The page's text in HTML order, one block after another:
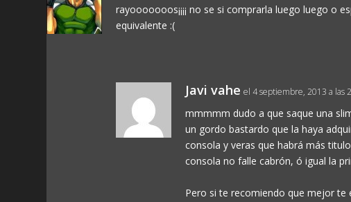
rayooooooos¡¡¡¡ no se si comprarla luego luego o
equivalente :(
Javi vahe el 4 septiembre, 2013 a las
mmmmm dudo a que saque una
un gordo bastardo que la haya
consola y veras que habrá más
consola no falle cabrón, ó igual la
Pero si te recomiendo que mejor te